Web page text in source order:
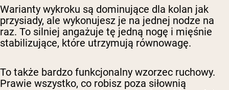
Warianty wykroku są dominujące dla kolan jak
przysiady, ale wykonujesz je na jednej nodze na
raz. To silniej angażuje tę jedną nogę i mięśnie
stabilizujące, które utrzymują równowagę.
To także bardzo funkcjonalny wzorzec ruchowy.
Prawie wszystko, co robisz poza siłownią